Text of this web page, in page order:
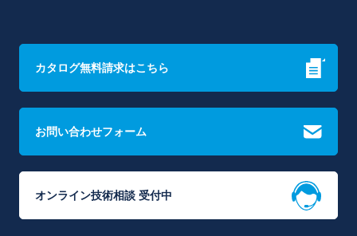
カタログ無料請求はこちら
お問い合わせフォーム
オンライン技術相談 受付中